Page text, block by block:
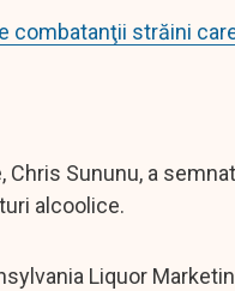
combatanţii străini
Sununu, a
alcoolice.
Liquor